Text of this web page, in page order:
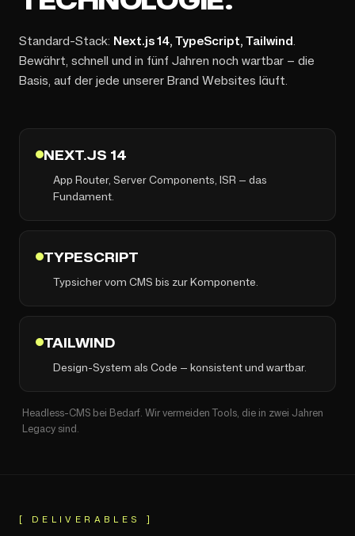
Standard-Stack: Next.js 14, TypeScript, Tailwind.
Bewährt, schnell und in fünf Jahren noch wartbar — die
Basis, auf der jede unserer Brand Websites läuft.
NEXT.JS 14
App Router, Server Components, ISR — das
Fundament.
TYPESCRIPT
Typsicher vom CMS bis zur Komponente.
TAILWIND
Design-System als Code — konsistent und wartbar.
Headless-CMS bei Bedarf. Wir vermeiden Tools, die in zwei Jahren
Legacy sind.
[ DELIVERABLES ]